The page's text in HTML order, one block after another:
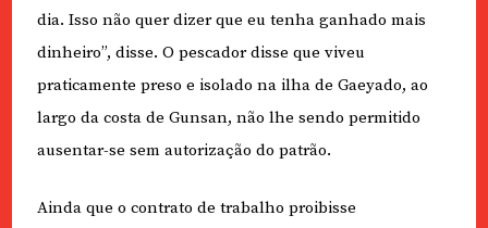
dia. Isso não quer dizer que eu tenha ganhado mais
dinheiro”, disse. O pescador disse que viveu
praticamente preso e isolado na ilha de Gaeyado, ao
largo da costa de Gunsan, não lhe sendo permitido
ausentar-se sem autorização do patrão.
Ainda que o contrato de trabalho proibisse